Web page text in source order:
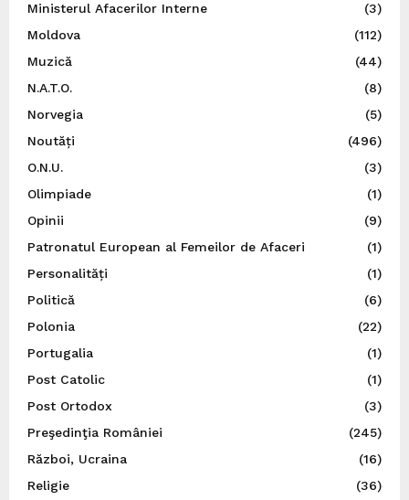
Ministerul Afacerilor Interne
(3)
Moldova
(112)
Muzică
(44)
N.A.T.O.
(8)
Norvegia
(5)
Noutăți
(496)
O.N.U.
(3)
Olimpiade
(1)
Opinii
(9)
Patronatul European al Femeilor de Afaceri
(1)
Personalități
(1)
Politică
(6)
Polonia
(22)
Portugalia
(1)
Post Catolic
(1)
Post Ortodox
(3)
Preşedinţia României
(245)
Război, Ucraina
(16)
Religie
(36)